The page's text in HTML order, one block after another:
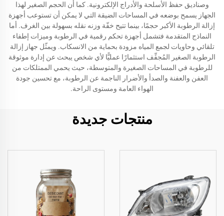
وصناديق حفظ الأسلحة والأدراج الإلكترونية. كما أن الحجم الصغير لهذا
الجهاز يسمح بوضعه في المساحات الضيقة التي لا يمكن أن تستوعب أجهزة
إزالة الرطوبة الأكبر حجمًا، بينما تتيح خفّة وزنه نقله بسهولة بين الغرف. أما
النماذج المتقدمة فتشمل أجهزة تحكم رقمية في الرطوبة وميزات إطفاء
تلقائي وحاويات لجمع المياه مزودة بحماية من الانسكاب. ويمثّل جهاز إزالة
الرطوبة الصغير المُجفِّف استثمارًا عمليًّا لأي شخص يبحث عن إدارة موثوقة
للرطوبة في المساحات الصغيرة والمتوسطة، حيث يحمي الممتلكات من
العفن والعفنة والصدأ والأضرار الناجمة عن الرطوبة، مع تحسين جودة
الهواء العامة ومستوى الراحة.
منتجات جديدة